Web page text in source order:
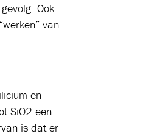
Ook
van
en
SiO2 een
is dat er